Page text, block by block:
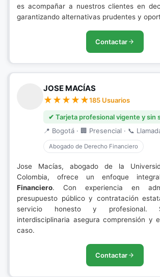
es acompañar a nuestros clientes en
garantizando alternativas prudentes y
Contactar
JOSE MACÍAS
185 Usuarios
✔ Tarjeta profesional vigente y sin
📍 Bogotá · 🏢 Presencial · 📞
Abogado de Derecho Financiero
Jose Macías, abogado de la
Colombia, ofrece un enfoque
Financiero. Con experiencia en
presupuesto público y contratación
servicio honesto y profesional.
interdisciplinaria asegura comprensión y
caso.
Contactar